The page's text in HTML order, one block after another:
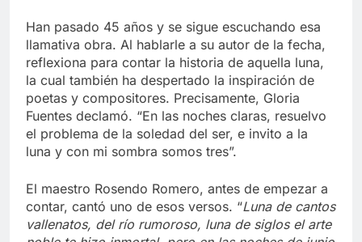
Han pasado 45 años y se sigue escuchando esa
llamativa obra. Al hablarle a su autor de la fecha,
reflexiona para contar la historia de aquella luna,
la cual también ha despertado la inspiración de
poetas y compositores. Precisamente, Gloria
Fuentes declamó. “En las noches claras, resuelvo
el problema de la soledad del ser, e invito a la
luna y con mi sombra somos tres”.
El maestro Rosendo Romero, antes de empezar a
contar, cantó uno de esos versos. “Luna de cantos
vallenatos, del río rumoroso, luna de siglos el arte